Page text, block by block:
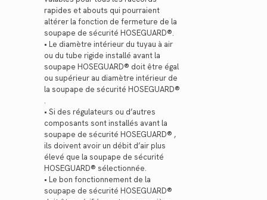
rapides et abouts qui pourraient
altérer la fonction de fermeture de la
soupape de sécurité HOSEGUARD®.
• Le diamètre intérieur du tuyau à air
ou du tube rigide installé avant la
soupape HOSEGUARD® doit être égal
ou supérieur au diamètre intérieur de
la soupape de sécurité HOSEGUARD®
.
• Si des régulateurs ou d’autres
composants sont installés avant la
soupape de sécurité HOSEGUARD® ,
ils doivent avoir un débit d’air plus
élevé que la soupape de sécurité
HOSEGUARD® sélectionnée.
• Le bon fonctionnement de la
soupape de sécurité HOSEGUARD®